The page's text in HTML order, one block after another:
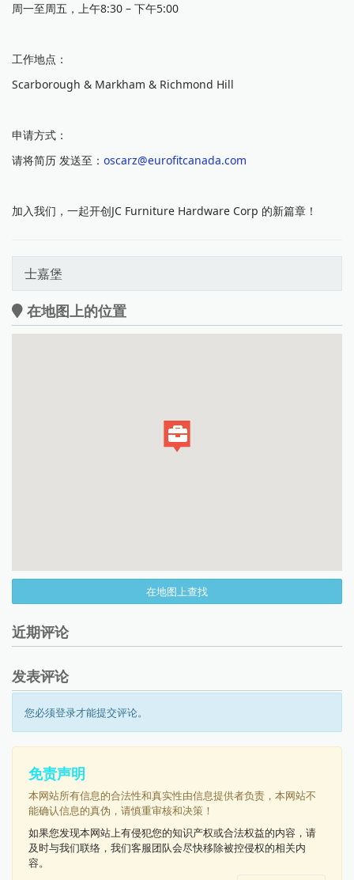
周一至周五，上午8:30 – 下午5:00
工作地点：
Scarborough & Markham & Richmond Hill
申请方式：
请将简历 发送至： oscarz@eurofitcanada.com
加入我们，一起开创JC Furniture Hardware Corp 的新篇章！
士嘉堡
在地图上的位置
在地图上查找
近期评论
发表评论
您必须登录才能提交评论。
免责声明
本网站所有信息的合法性和真实性由信息提供者负责，本网站不
能确认信息的真伪，请慎重审核和决策！
如果您发现本网站上有侵犯您的知识产权或合法权益的内容，请
及时与我们联络，我们客服团队会尽快移除被控侵权的相关内
容。